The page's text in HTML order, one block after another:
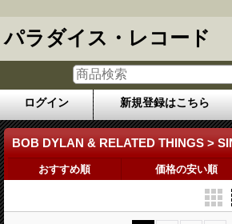
パラダイス・レコード
ログイン 新規登録はこちら
BOB DYLAN & RELATED THINGS >
おすすめ順 価格の安い順